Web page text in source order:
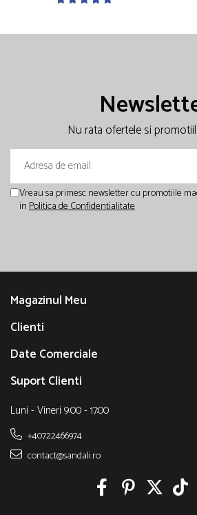
Nu rata ofertele si
Vreau sa primesc newsletter cu promotiile
inPolitica de Confidentialitate
Magazinul Meu
Clienti
Date Comerciale
Suport Clienti
Luni - Vineri 9:00 - 17:00
+40722466974
contact@sandali.ro